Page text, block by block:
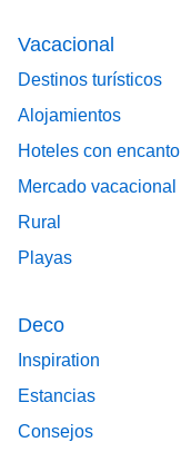
Vacacional
Destinos turísticos
Alojamientos
Hoteles con encanto
Mercado vacacional
Rural
Playas
Deco
Inspiration
Estancias
Consejos